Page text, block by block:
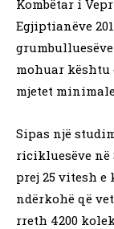
Kombëtar i
Egjiptianëve
mohuar kështu
mjetet
Sipas një
ricikluesëve në
prej 25 vitesh
ndërkohë që
rreth 4200